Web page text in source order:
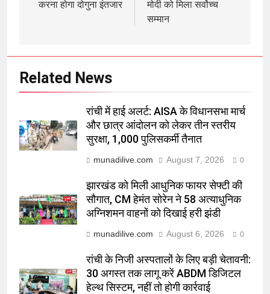
करना होगा दोगुना इंतजार
मोदी को मिला सर्वोच्च
सम्मान
Related News
रांची में हाई अलर्ट: AISA के विधानसभा मार्च
और छात्र आंदोलन को लेकर तीन स्तरीय
सुरक्षा, 1,000 पुलिसकर्मी तैनात
munadilive.com August 7, 2026 0
झारखंड को मिली आधुनिक फायर सेफ्टी की
सौगात, CM हेमंत सोरेन ने 58 अत्याधुनिक
अग्निशमन वाहनों को दिखाई हरी झंडी
munadilive.com August 6, 2026 0
रांची के निजी अस्पतालों के लिए बड़ी चेतावनी:
30 अगस्त तक लागू करें ABDM डिजिटल
हेल्थ सिस्टम, नहीं तो होगी कार्रवाई